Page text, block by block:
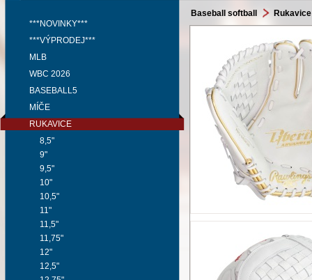
***NOVINKY***
***VÝPRODEJ***
MLB
WBC 2026
BASEBALL5
MÍČE
RUKAVICE
8,5"
9"
9,5"
10"
10,5"
11"
11,5"
11,75"
12"
12,5"
Baseball softball Rukavice